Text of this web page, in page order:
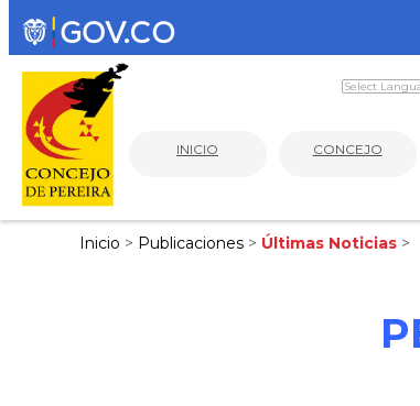
INICIO CONCEJO
Inicio > Publicaciones > Últimas Noticias >